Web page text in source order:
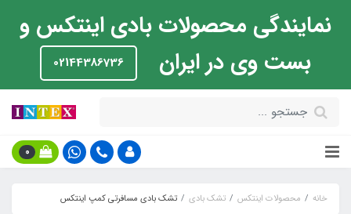
نمایندگی محصولات بادی اینتکس و
بست وی در ایران
02144386736
0
خانه محصولات اینتکس تشک بادی تشک بادی مسافرتی کمپ اینتکس